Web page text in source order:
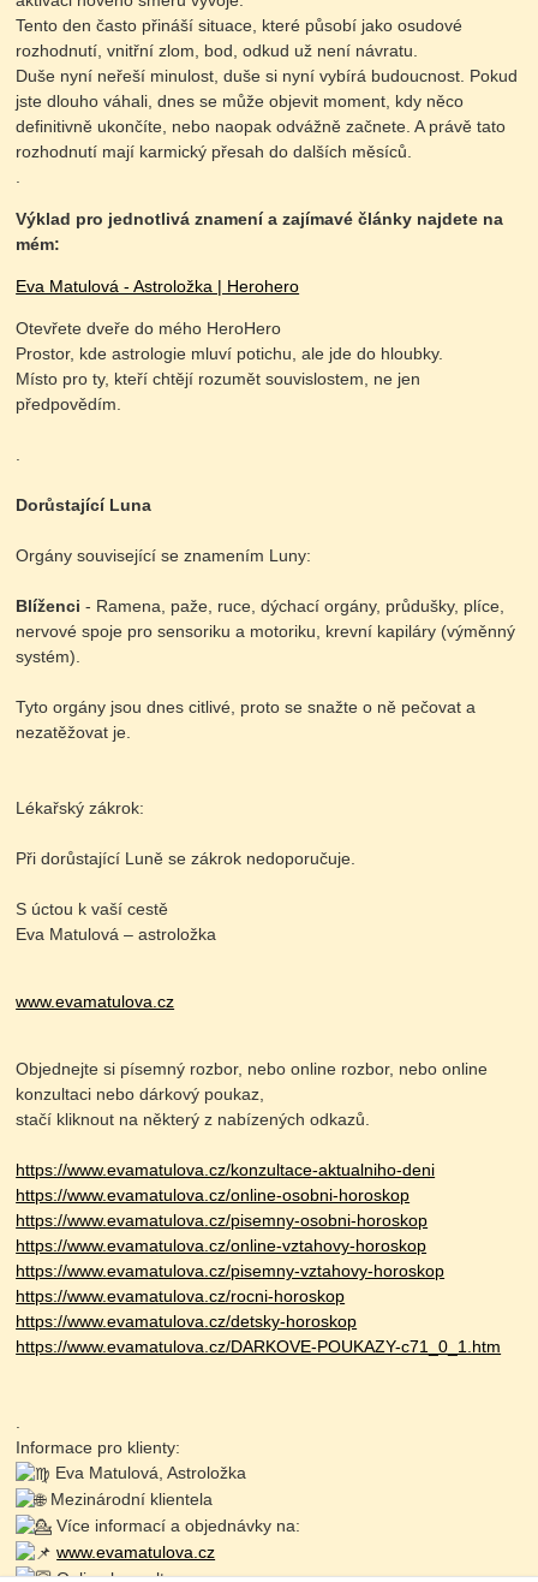
Tento den často přináší situace, které působí jako osudové
rozhodnutí, vnitřní zlom, bod, odkud už není návratu.
Duše nyní neřeší minulost, duše si nyní vybírá budoucnost. Pokud
jste dlouho váhali, dnes se může objevit moment, kdy něco
definitivně ukončíte, nebo naopak odvážně začnete. A právě tato
rozhodnutí mají karmický přesah do dalších měsíců.
.
Výklad pro jednotlivá znamení a zajímavé články najdete na
mém:
Eva Matulová - Astroložka | Herohero
Otevřete dveře do mého HeroHero
Prostor, kde astrologie mluví potichu, ale jde do hloubky.
Místo pro ty, kteří chtějí rozumět souvislostem, ne jen
předpovědím.
.
Dorůstající Luna
Orgány související se znamením Luny:
Blíženci - Ramena, paže, ruce, dýchací orgány, průdušky, plíce,
nervové spoje pro sensoriku a motoriku, krevní kapiláry (výměnný
systém).
Tyto orgány jsou dnes citlivé, proto se snažte o ně pečovat a
nezatěžovat je.
Lékařský zákrok:
Při dorůstající Luně se zákrok nedoporučuje.
S úctou k vaší cestě
Eva Matulová – astroložka
www.evamatulova.cz
Objednejte si písemný rozbor, nebo online rozbor, nebo online
konzultaci nebo dárkový poukaz,
stačí kliknout na některý z nabízených odkazů.
https://www.evamatulova.cz/konzultace-aktualniho-deni
https://www.evamatulova.cz/online-osobni-horoskop
https://www.evamatulova.cz/pisemny-osobni-horoskop
https://www.evamatulova.cz/online-vztahovy-horoskop
https://www.evamatulova.cz/pisemny-vztahovy-horoskop
https://www.evamatulova.cz/rocni-horoskop
https://www.evamatulova.cz/detsky-horoskop
https://www.evamatulova.cz/DARKOVE-POUKAZY-c71_0_1.htm
.
Informace pro klienty:
Eva Matulová, Astroložka
Mezinárodní klientela
Více informací a objednávky na:
www.evamatulova.cz
Online konzultace: